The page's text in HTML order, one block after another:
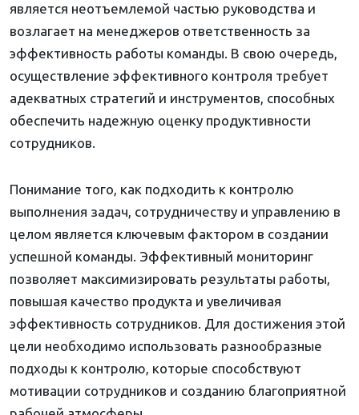
является неотъемлемой частью руководства и
возлагает на менеджеров ответственность за
эффективность работы команды. В свою очередь,
осуществление эффективного контроля требует
адекватных стратегий и инструментов, способных
обеспечить надежную оценку продуктивности
сотрудников.
Понимание того, как подходить к контролю
выполнения задач, сотрудничеству и управлению в
целом является ключевым фактором в создании
успешной команды. Эффективный мониторинг
позволяет максимизировать результаты работы,
повышая качество продукта и увеличивая
эффективность сотрудников. Для достижения этой
цели необходимо использовать разнообразные
подходы к контролю, которые способствуют
мотивации сотрудников и созданию благоприятной